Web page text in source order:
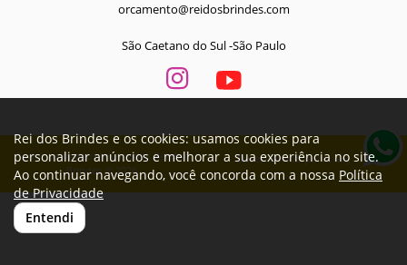
orcamento@reidosbrindes.com
São Caetano do Sul -São Paulo
Todos os direitos reservados Rei dos
Brindes © 2026
Desenvolvido porA. Jung
Rei dos Brindes e os cookies: usamos cookies para
personalizar anúncios e melhorar a sua experiência no site.
Ao continuar navegando, você concorda com a nossa Política
de Privacidade
Entendi